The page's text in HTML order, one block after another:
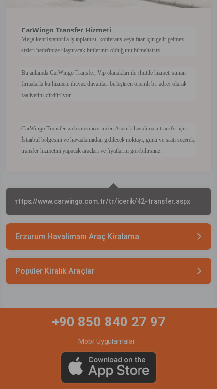
CarWingo Transfer Hizmeti
Mega kent İstanbul'a iş toplantısı, konferans veya fuar için gelir gelmez
sizleri hedefinize ulaştıracak birilerinin olduğunu bilmelisiniz.
Bu anlamda CarWingo Transfer, Vip olanakları ile shuttle hizmeti sunan
firmalarla bu hizmete ihtiyaç duyanları birleştiren önemli bir adres olarak
faaliyetini sürdürüyor.
CarWingo Transfer web sitesi üzerinden Atatürk havalimanı transfer için
İstanbul bölgesini ve havaalanından gidilecek noktayı, günü ve saati seçerek,
transfer hizmetini yapacak araçları ve fiyatlarını görebilirsiniz.
https://www.carwingo.com.tr/tr/icerik/42-transfer.aspx
Erzurum Havalimanı Araç Kiralama
Popüler Kiralık Araçlar
+90 850 840 27 97
Mobil Uygulamalar